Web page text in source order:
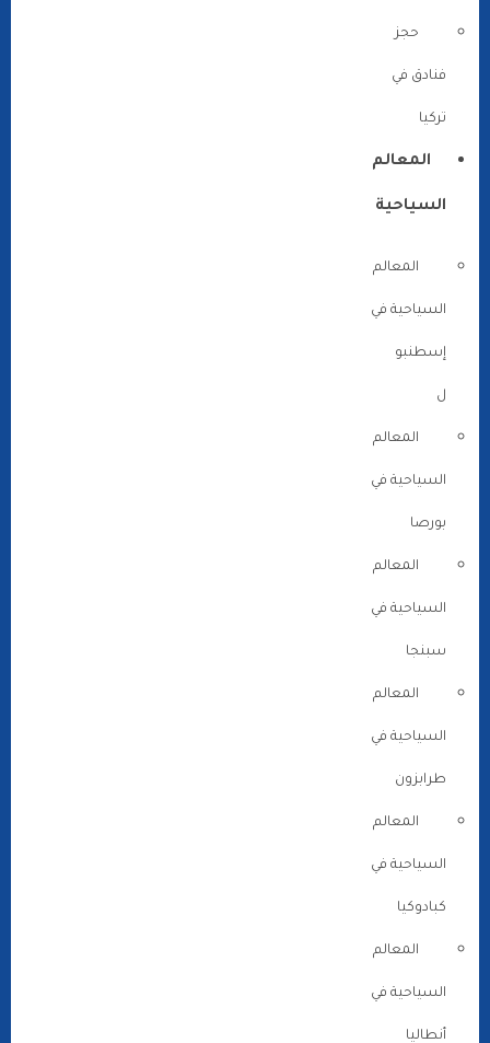
حجز
فنادق في
تركيا
المعالم
السياحية
المعالم
السياحية في
إسطنبو
ل
المعالم
السياحية في
بورصا
المعالم
السياحية في
سبنجا
المعالم
السياحية في
طرابزون
المعالم
السياحية في
كبادوكيا
المعالم
السياحية في
أنطاليا